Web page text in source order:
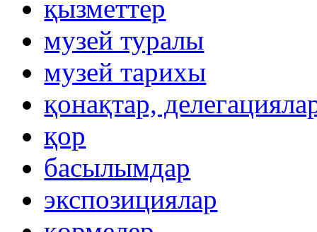
қызметтер
музей туралы
музей тарихы
қонақтар,
қор
басылымдар
экспозициялар